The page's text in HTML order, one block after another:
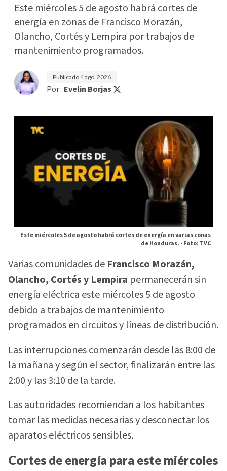
Este miércoles 5 de agosto habrá cortes de
energía en zonas de Francisco Morazán,
Olancho, Cortés y Lempira por trabajos de
mantenimiento programados.
Publicado4 ago. 2026
Por: Evelin Borjas
Este miércoles 5 de agosto habrá cortes de energía en varias zonas
de Honduras. -Foto: TVC
Varias comunidades de Francisco Morazán,
Olancho, Cortés y Lempira permanecerán sin
energía eléctrica este miércoles 5 de agosto
debido a trabajos de mantenimiento
programados en circuitos y líneas de distribución.
Las interrupciones comenzarán desde las 8:00 de
la mañana y según el sector, finalizarán entre las
2:00 y las 3:10 de la tarde.
Las autoridades recomiendan a los habitantes
tomar las medidas necesarias y desconectar los
aparatos eléctricos sensibles.
Cortes de energía para este miércoles